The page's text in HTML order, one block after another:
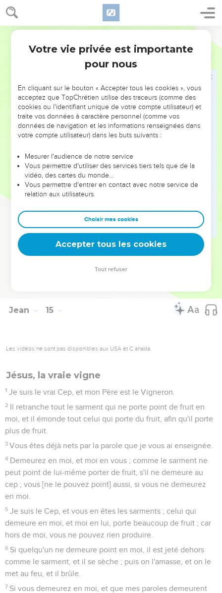
Jean 14
nous ferons notre demeure chez lui.
24 Celui qui ne m'aime point, ne garde point mes paroles. Et
la parole que vous entendez n'est point ma parole, mais c'est
Je vous ai dit ces choses demeurant avec vous.
Mais le Consolateur, qui est le Saint-Esprit, que le Père
enverra en mon Nom, vous enseignera toutes choses, et il
vous rappellera le souvenir de toutes les choses que je vous
ai dites.
Je vous laisse la paix, je vous donne ma paix ; je ne vous
la donne point comme le monde la donne ; que votre coeur
Vous avez entendu que je vous ai dit : je m'en vais, et je
reviens à vous ; si vous m'aimiez, vous seriez certes joyeux
de ce que j'ai dit : je m'en vais au Père : car le Père est plus
grand que moi.
Et maintenant je vous l'ai dit avant que cela soit arrivé, afin
que quand il sera arrivé, vous croyiez.
Je ne parlerai plus guère avec vous ; car le Prince de ce
monde vient ; mais il n'a aucun empire sur moi.
Mais afin que le monde connaisse que j'aime le Père, et
Jean 15
Les vidéos ne sont pas disponibles aux USA et C anada.
Jésus, la vraie vigne
1 Je suis le vrai Cep, et mon Père est le Vigneron.
2 Il retranche tout le sarment qui ne porte point de fruit en
moi, et il émonde tout celui qui porte du fruit, afin qu'il porte
plus de fruit.
3 Vous êtes déjà nets par la parole que je vous ai enseignée.
4 Demeurez en moi, et moi en vous ; comme le sarment ne
peut point de lui-même porter de fruit, s'il ne demeure au
cep ; vous [ne le pouvez point] aussi, si vous ne demeurez
en moi.
5 Je suis le Cep, et vous en êtes les sarments ; celui qui
demeure en moi, et moi en lui, porte beaucoup de fruit ; car
hors de moi, vous ne pouvez rien produire.
6 Si quelqu'un ne demeure point en moi, il est jeté dehors
comme le sarment, et il se sèche ; puis on l'amasse, et on le
met au feu, et il brûle.
7 Si vous demeurez en moi, et que mes paroles demeurent
Votre vie privée est importante
pour nous
En cliquant sur le bouton « Accepter tous les cookies », vous
acceptez que TopChrétien utilise des traceurs (comme des
cookies ou l'identifiant unique de votre compte utilisateur) et
traite vos données à caractère personnel (comme vos
données de navigation et les informations renseignées dans
votre compte utilisateur) dans les buts suivants :
Mesurer l'audience de notre service
Vous permettre d'utiliser des services tiers tels que de la
vidéo, des cartes du monde…
Vous permettre d'entrer en contact avec notre service de
relation aux utilisateurs.
Choisir mes cookies
Accepter tous les cookies
Tout refuser